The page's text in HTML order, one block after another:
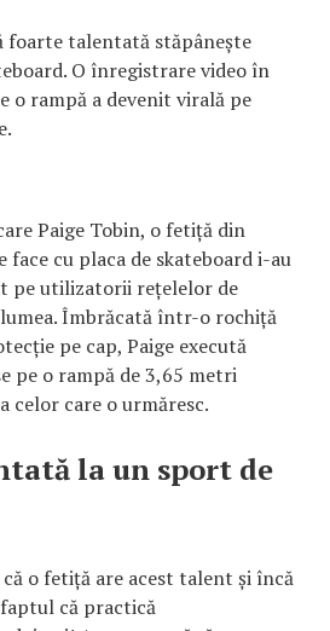
foarte talentată stăpânește
O înregistrare video în
o rampă a devenit virală pe
Paige Tobin, o fetiță din
face cu placa de skateboard i-au
pe utilizatorii rețelelor de
Îmbrăcată într-o rochiță
pe cap, Paige execută
pe o rampă de 3,65 metri
celor care o urmăresc.
la un sport de
o fetiță are acest talent și încă
faptul că practică